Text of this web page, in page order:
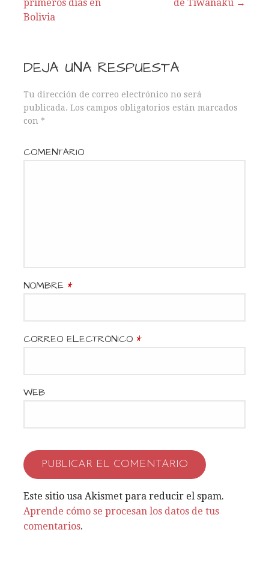
primeros días en
Bolivia
de Tiwanaku →
DEJA UNA RESPUESTA
Tu dirección de correo electrónico no será
publicada. Los campos obligatorios están marcados
con *
COMENTARIO
NOMBRE *
CORREO ELECTRÓNICO *
WEB
Este sitio usa Akismet para reducir el spam.
Aprende cómo se procesan los datos de tus
comentarios.